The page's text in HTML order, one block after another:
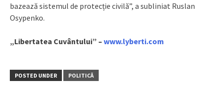
bazează sistemul de protecție civilă”, a subliniat Ruslan
Osypenko.
„Libertatea Cuvântului” – www.lyberti.com
POSTED UNDER POLITICĂ